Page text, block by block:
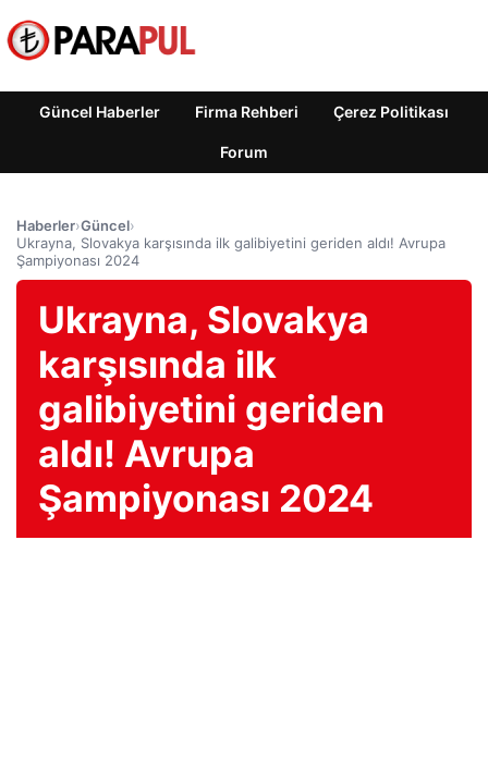
Güncel Haberler Firma Rehberi Çerez Politikası
Forum
Haberler›Güncel›
Ukrayna, Slovakya karşısında ilk galibiyetini geriden aldı! Avrupa
Şampiyonası 2024
Ukrayna, Slovakya
karşısında ilk
galibiyetini geriden
aldı! Avrupa
Şampiyonası 2024